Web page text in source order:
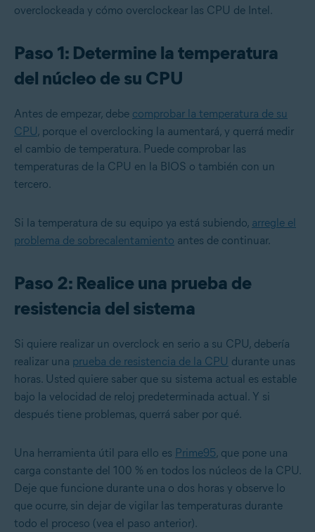
overclockeada y cómo overclockear las CPU de Intel.
Paso 1: Determine la temperatura
del núcleo de su CPU
Antes de empezar, debe comprobar la temperatura de su
CPU, porque el overclocking la aumentará, y querrá medir
el cambio de temperatura. Puede comprobar las
temperaturas de la CPU en la BIOS o también con un
tercero.
Si la temperatura de su equipo ya está subiendo, arregle el
problema de sobrecalentamiento antes de continuar.
Paso 2: Realice una prueba de
resistencia del sistema
Si quiere realizar un overclock en serio a su CPU, debería
realizar una prueba de resistencia de la CPU durante unas
horas. Usted quiere saber que su sistema actual es estable
bajo la velocidad de reloj predeterminada actual. Y si
después tiene problemas, querrá saber por qué.
Una herramienta útil para ello es Prime95, que pone una
carga constante del 100 % en todos los núcleos de la CPU.
Deje que funcione durante una o dos horas y observe lo
que ocurre, sin dejar de vigilar las temperaturas durante
todo el proceso (vea el paso anterior).